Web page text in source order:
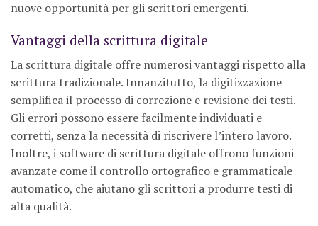
nuove opportunità per gli scrittori emergenti.
Vantaggi della scrittura digitale
La scrittura digitale offre numerosi vantaggi rispetto alla
scrittura tradizionale. Innanzitutto, la digitizzazione
semplifica il processo di correzione e revisione dei testi.
Gli errori possono essere facilmente individuati e
corretti, senza la necessità di riscrivere l’intero lavoro.
Inoltre, i software di scrittura digitale offrono funzioni
avanzate come il controllo ortografico e grammaticale
automatico, che aiutano gli scrittori a produrre testi di
alta qualità.